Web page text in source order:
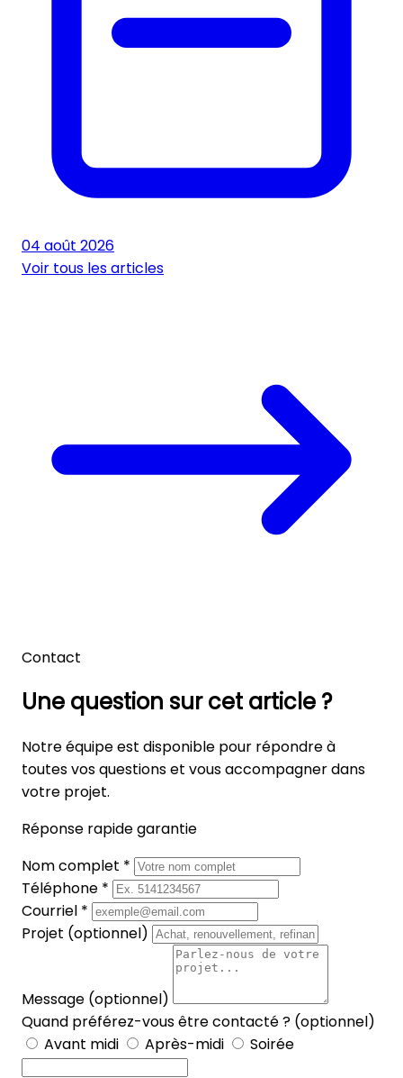
04 août 2026
Voir tous les articles
Contact
Une question sur cet article ?
Notre équipe est disponible pour répondre à
toutes vos questions et vous accompagner dans
votre projet.
Réponse rapide garantie
Nom complet *
Téléphone *
Courriel *
Projet (optionnel)
Message (optionnel)
Quand préférez-vous être contacté ? (optionnel)
Avant midi
Après-midi Soirée